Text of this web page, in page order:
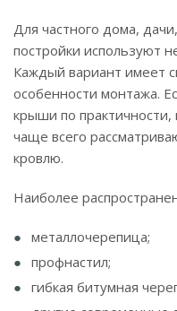
Для частного дома,
постройки используют
Каждый вариант имеет
особенности монтажа.
крыши по практичности,
чаще всего
кровлю.
Наиболее
металлочерепица;
профнастил;
гибкая битумная